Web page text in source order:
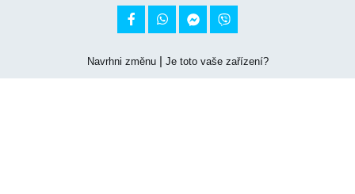
 
Navrhni změnu| Je toto vaše zařízení?